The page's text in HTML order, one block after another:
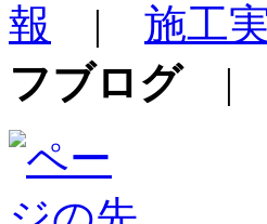
報 | 施工
フブログ|